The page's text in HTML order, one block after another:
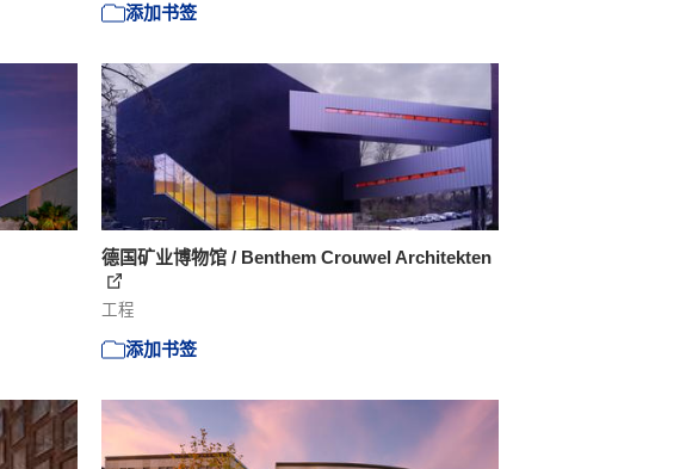
添加书签
德国矿业博物馆 / Benthem Crouwel Architekten
工程
添加书签